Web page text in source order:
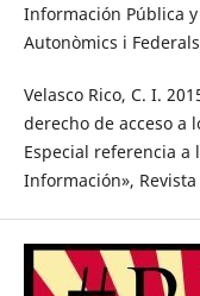
Información Pública y
Autonòmics i
Velasco Rico, C. I.
derecho de acceso a
Especial referencia a
Información»,